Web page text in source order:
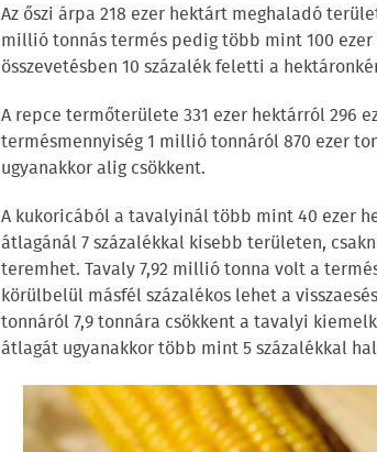
Az őszi árpa 218 ezer hektárt meghaladó
millió tonnás termés pedig több mint 100
összevetésben 10 százalék feletti a
A repce termőterülete 331 ezer hektárról 296
termésmennyiség 1 millió tonnáról 870 ezer
ugyanakkor alig csökkent.
A kukoricából a tavalyinál több mint 40 ezer
átlagánál 7 százalékkal kisebb területen,
teremhet. Tavaly 7,92 millió tonna volt a
körülbelül másfél százalékos lehet a
tonnáról 7,9 tonnára csökkent a tavalyi
átlagát ugyanakkor több mint 5 százalékkal